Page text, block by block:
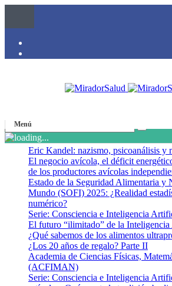
Menú
Eric Kandel: nazismo, psicoanálisis y
El negocio avícola, el déficit
de los productores avícolas
Estado de la Seguridad Alimentaria y
Mundo (SOFI) 2025: ¿Realidad
numérico?
Serie: Consciencia e Inteligencia
El futuro “ilimitado” de la
¿Qué sabemos de los alimentos
¿Los 20 años de regalo? Parte II
Academia de Ciencias Físicas,
(ACFIMAN)
Serie: Consciencia e Inteligencia